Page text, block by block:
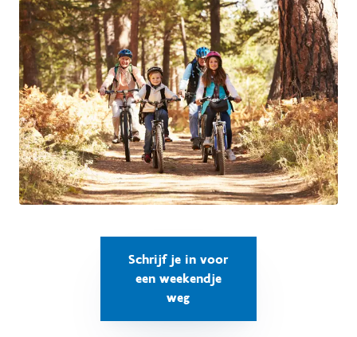
Schrijf je in voor
een weekendje
weg